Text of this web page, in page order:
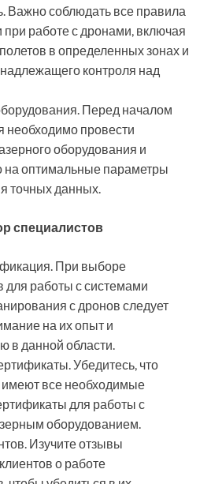
Важно соблюдать все правила
при работе с дронами, включая
в определенных зонах и
контроля над
Перед началом
необходимо провести
оборудования и
на оптимальные параметры
точных данных.
специалистов
При выборе
для работы с системами
с дронов следует
на их опыт и
в данной области.
Убедитесь, что
все необходимые
для работы с
оборудованием.
Изучите отзывы
о работе